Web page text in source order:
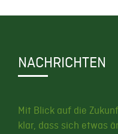
NACHRICHTEN
Mit Blick auf die
klar, dass sich etwas